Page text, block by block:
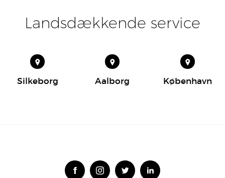
Landsdækkende service
Silkeborg Aalborg København